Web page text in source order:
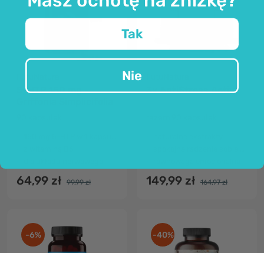
5-HTP 150 mg -
64,99 zł 99,99 zł
3x AntiStress Active
149,99 zł 164,97 zł
-6% -40%
Tak
Nie